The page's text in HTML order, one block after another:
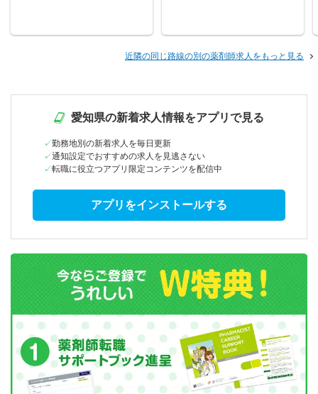
近隣の同じ路線の別の薬剤師求人をもっと見る
愛知県の新着求人情報をアプリで見る
勤務地別の新着求人を毎日更新
通知設定でおすすめの求人を見逃さない
転職に役立つアプリ限定コンテンツを配信中
アプリをインストールする